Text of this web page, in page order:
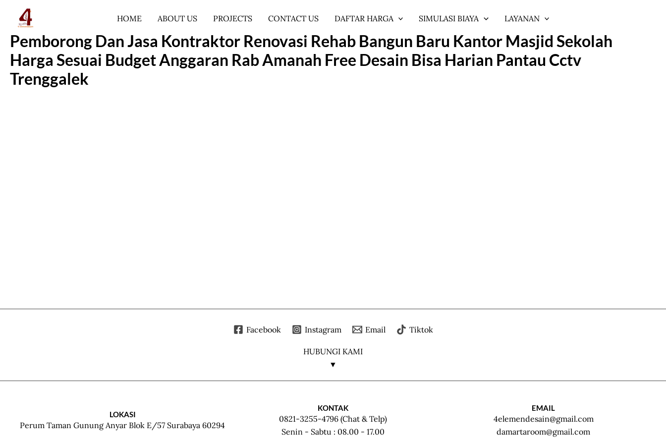
HOME ABOUT US PROJECTS CONTACT US DAFTAR HARGA SIMULASI BIAYA LAYANAN
Pemborong Dan Jasa Kontraktor Renovasi Rehab Bangun Baru Kantor Masjid Sekolah
Harga Sesuai Budget Anggaran Rab Amanah Free Desain Bisa Harian Pantau Cctv
Trenggalek
Facebook Instagram Email Tiktok
HUBUNGI KAMI
▼
LOKASI
Perum Taman Gunung Anyar Blok E/57 Surabaya 60294
KONTAK
0821-3255-4796 (Chat & Telp)
Senin - Sabtu : 08.00 - 17.00
EMAIL
4elemendesain@gmail.com
damartaroom@gmail.com